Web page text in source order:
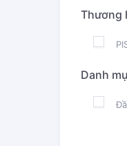
Thương
Danh